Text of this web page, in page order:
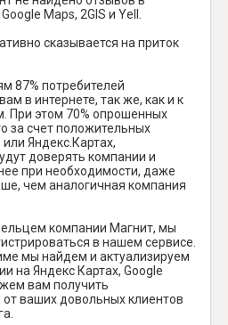
Maps, 2GIS и Yell.
сказывается на приток
87% потребителей
в интернете, так же, как и к
При этом 70% опрошенных
за счет положительных
Яндекс.Картах,
доверять компании и
при необходимости, даже
чем аналогичная компания
компании Магнит, мы
в нашем сервисе.
мы найдем и актуализируем
на Яндекс Картах, Google
вам получить
ваших довольных клиентов